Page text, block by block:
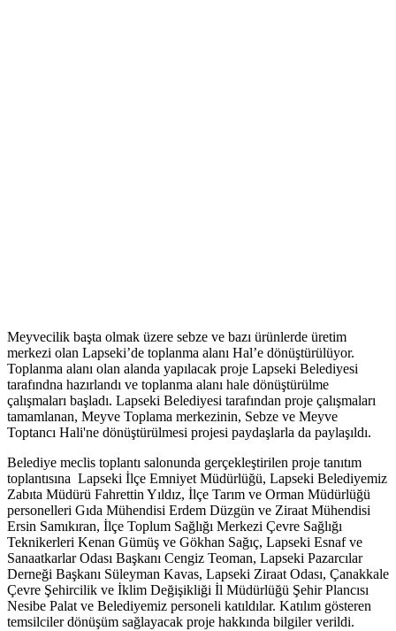
Meyvecilik başta olmak üzere sebze ve bazı ürünlerde üretim
merkezi olan Lapseki’de toplanma alanı Hal’e dönüştürülüyor.
Toplanma alanı olan alanda yapılacak proje Lapseki Belediyesi
tarafındna hazırlandı ve toplanma alanı hale dönüştürülme
çalışmaları başladı. Lapseki Belediyesi tarafından proje çalışmaları
tamamlanan, Meyve Toplama merkezinin, Sebze ve Meyve
Toptancı Hali'ne dönüştürülmesi projesi paydaşlarla da paylaşıldı.
Belediye meclis toplantı salonunda gerçekleştirilen proje tanıtım
toplantısına Lapseki İlçe Emniyet Müdürlüğü, Lapseki Belediyemiz
Zabıta Müdürü Fahrettin Yıldız, İlçe Tarım ve Orman Müdürlüğü
personelleri Gıda Mühendisi Erdem Düzgün ve Ziraat Mühendisi
Ersin Samıkıran, İlçe Toplum Sağlığı Merkezi Çevre Sağlığı
Teknikerleri Kenan Gümüş ve Gökhan Sağıç, Lapseki Esnaf ve
Sanaatkarlar Odası Başkanı Cengiz Teoman, Lapseki Pazarcılar
Derneği Başkanı Süleyman Kavas, Lapseki Ziraat Odası, Çanakkale
Çevre Şehircilik ve İklim Değişikliği İl Müdürlüğü Şehir Plancısı
Nesibe Palat ve Belediyemiz personeli katıldılar. Katılım gösteren
temsilciler dönüşüm sağlayacak proje hakkında bilgiler verildi.